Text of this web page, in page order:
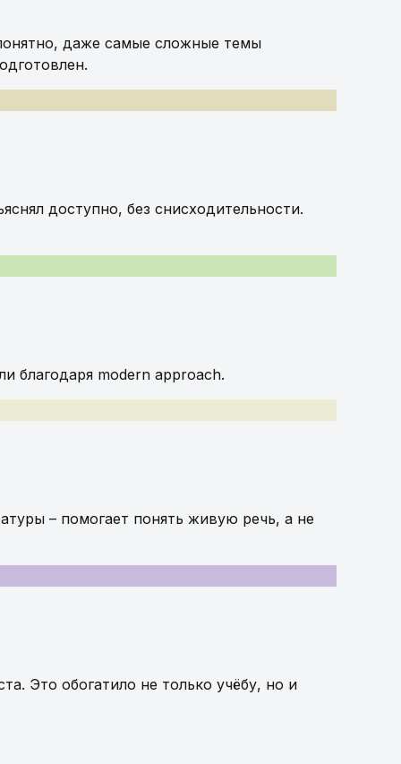
даже самые сложные темы
доступно, без снисходительности.
благодаря modern approach.
– помогает понять живую речь, а не
Это обогатило не только учёбу, но и